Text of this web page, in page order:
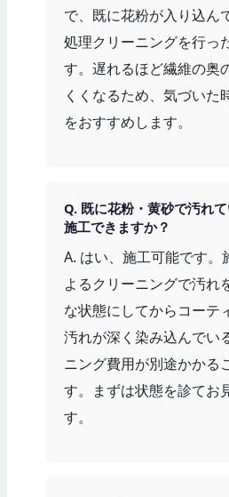
で、既に花粉が入り込ん
処理クリーニングを行っ
す。遅れるほど繊維の奥
くくなるため、気づいた
をおすすめします。
Q. 既に花粉・黄砂で汚れ
施工できますか？
A. はい、施工可能です。
よるクリーニングで汚れ
な状態にしてからコーテ
汚れが深く染み込んでい
ニング費用が別途かかる
す。まずは状態を診てお
す。